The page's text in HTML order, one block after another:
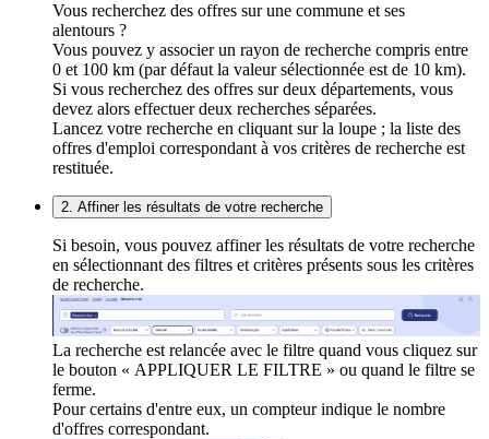
Vous recherchez des offres sur une commune et ses
alentours ?
Vous pouvez y associer un rayon de recherche compris entre
0 et 100 km (par défaut la valeur sélectionnée est de 10 km).
Si vous recherchez des offres sur deux départements, vous
devez alors effectuer deux recherches séparées.
Lancez votre recherche en cliquant sur la loupe ; la liste des
offres d'emploi correspondant à vos critères de recherche est
restituée.
2. Affiner les résultats de votre recherche
Si besoin, vous pouvez affiner les résultats de votre recherche
en sélectionnant des filtres et critères présents sous les critères
de recherche.
La recherche est relancée avec le filtre quand vous cliquez sur
le bouton « APPLIQUER LE FILTRE » ou quand le filtre se
ferme.
Pour certains d'entre eux, un compteur indique le nombre
d'offres correspondant.